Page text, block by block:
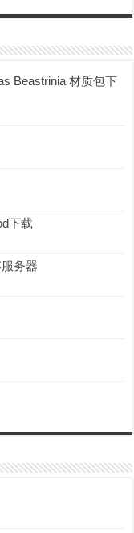
Beastrinia 材质包下
下载
务器